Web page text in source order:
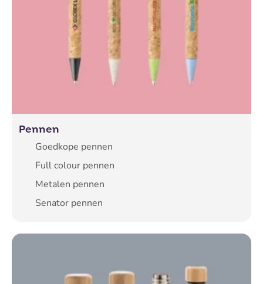
Pennen
Goedkope pennen
Full colour pennen
Metalen pennen
Senator pennen